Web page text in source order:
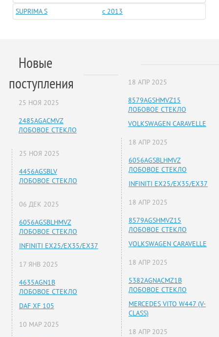
SUPRIMA S
c 2013
Новые
поступления
25 НОЯ 2025
2485AGACMVZ
ЛОБОВОЕ СТЕКЛО
25 НОЯ 2025
4456AGSBLV
ЛОБОВОЕ СТЕКЛО
06 ДЕК 2025
6056AGSBLHMVZ
ЛОБОВОЕ СТЕКЛО
INFINITI EX25/EX35/EX37
17 ЯНВ 2025
4635AGN1B
ЛОБОВОЕ СТЕКЛО
DAF XF 105
10 МАР 2025
18 АПР 2025
8579AGSHMVZ15
ЛОБОВОЕ СТЕКЛО
VOLKSWAGEN CARAVELLE
18 АПР 2025
6056AGSBLHMVZ
ЛОБОВОЕ СТЕКЛО
INFINITI EX25/EX35/EX37
18 АПР 2025
8579AGSHMVZ15
ЛОБОВОЕ СТЕКЛО
VOLKSWAGEN CARAVELLE
18 АПР 2025
5382AGNACMZ1B
ЛОБОВОЕ СТЕКЛО
MERCEDES VITO W447 (V-
CLASS)
18 АПР 2025